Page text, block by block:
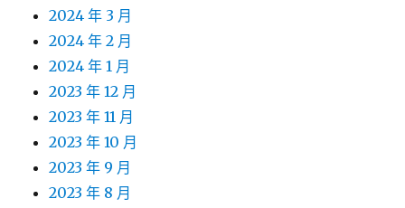
2024 年 3 月
2024 年 2 月
2024 年 1 月
2023 年 12 月
2023 年 11 月
2023 年 10 月
2023 年 9 月
2023 年 8 月